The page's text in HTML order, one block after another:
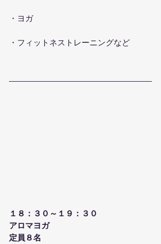
・ヨガ
・フィットネストレーニングなど
１８：３０～１９：３０
アロマヨガ
定員８名